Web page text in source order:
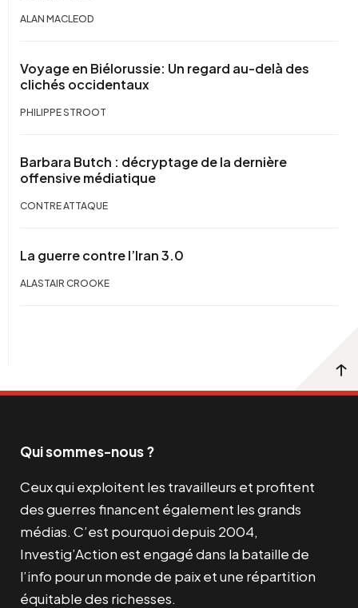
ALAN MACLEOD
Voyage en Biélorussie: Un regard au-delà des
clichés occidentaux
PHILIPPE STROOT
Barbara Butch : décryptage de la dernière
offensive médiatique
CONTRE ATTAQUE
La guerre contre l’Iran 3.0
ALASTAIR CROOKE
Qui sommes-nous ?
Ceux qui exploitent les travailleurs et profitent
des guerres financent également les grands
médias. C’est pourquoi depuis 2004,
Investig’Action est engagé dans la bataille de
l’info pour un monde de paix et une répartition
équitable des richesses.